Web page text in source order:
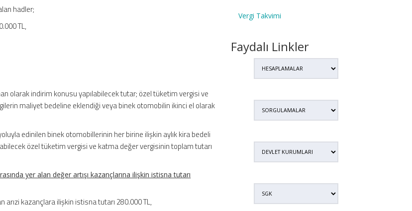
hadler;
TL,
olarak indirim konusu yapılabilecek tutar; özel tüketim vergisi ve
maliyet bedeline eklendiği veya binek otomobilin ikinci el olarak
edinilen binek otomobillerinin her birine ilişkin aylık kira bedeli
özel tüketim vergisi ve katma değer vergisinin toplam tutarı
yer alan değer artışı kazançlarına ilişkin istisna tutarı
arızi kazançlara ilişkin istisna tutarı 280.000 TL,
Vergi Takvimi
Faydalı Linkler